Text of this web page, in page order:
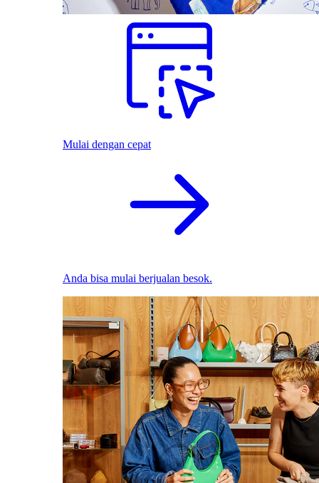
Mulai dengan cepat
Anda bisa mulai berjualan besok.